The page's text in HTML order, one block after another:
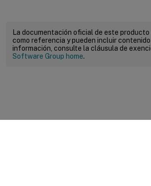
La documentación oficial de este
como referencia y pueden incluir
información, consulte la cláusula de
Software Group home.